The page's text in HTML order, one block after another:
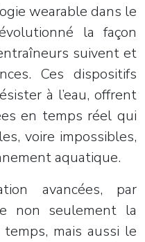
wearable dans le
la façon
suivent et
Ces dispositifs
à l’eau, offrent
en temps réel qui
voire impossibles,
aquatique.
avancées, par
non seulement la
mais aussi le